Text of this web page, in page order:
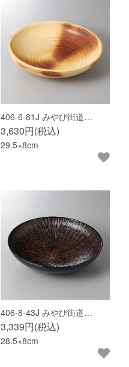
406-6-81J みやび街道…
3,630円(税込)
29.5×8cm
406-8-43J みやび街道…
3,339円(税込)
28.5×8cm